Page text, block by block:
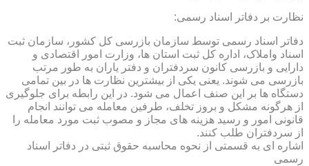
نظارت بر دفاتر اسناد رسمی:
دفاتر اسناد رسمی توسط سازمان بازرسی کل کشور، سازمان ثبت
اسناد واملاک، اداره کل ثبت استان ها، وزارت امور اقتصادی و
دارایی و بازرسی کانون سردفتران و دفتر یاران به طور مرتب
بازرسی می شوند. یعنی یکی از بیشترین نظارت ها در بین تمامی
دستگاه ها بر این صنف اعمال می شود. در این رابطه برای جلوگیری
از هرگونه مشکل و بروز تخلف، طرفین معامله می توانند انجام
قانونی امور و رسید هزینه های مجاز و مصوب ثبت مورد معامله را
از سردفتران طلب کنند.
اشاره ای به قسمتی از نحوه محاسبه حقوق ثبتی در دفاتر اسناد
رسمی